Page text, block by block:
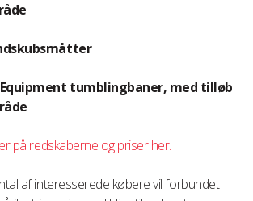
tumblingbaner, med tilløb
på redskaberne og priser her.
af interesserede købere vil forbundet